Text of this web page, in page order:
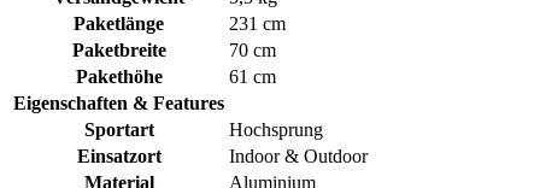
Paketlänge
231 cm
Paketbreite
70 cm
Pakethöhe
61 cm
Eigenschaften & Features
Sportart
Hochsprung
Einsatzort
Indoor & Outdoor
Material
Aluminium